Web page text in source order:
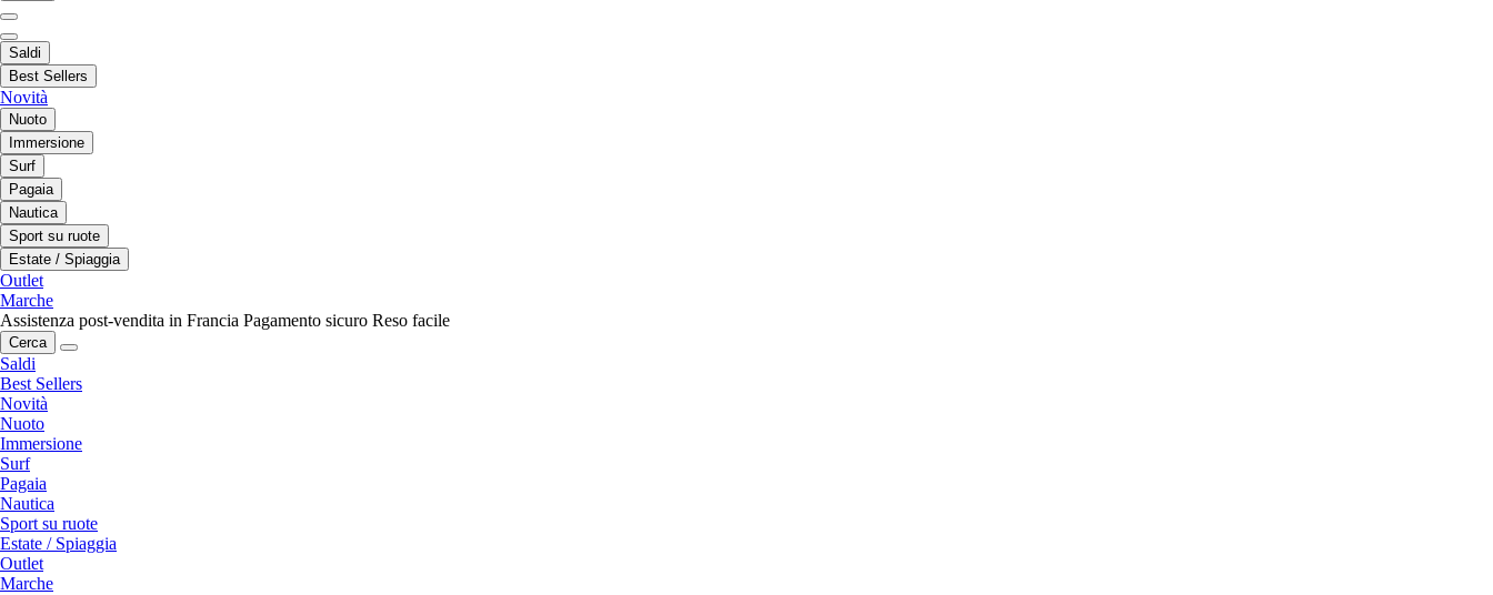
Saldi
Best Sellers
Novità
Nuoto
Immersione
Surf
Pagaia
Nautica
Sport su ruote
Estate / Spiaggia
Outlet
Marche
Assistenza post-vendita in Francia Pagamento sicuro Reso facile
Cerca
Saldi
Best Sellers
Novità
Nuoto
Immersione
Surf
Pagaia
Nautica
Sport su ruote
Estate / Spiaggia
Outlet
Marche